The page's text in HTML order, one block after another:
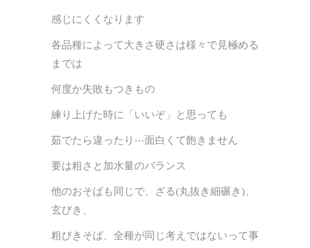
感じにくくなります
各品種によって大きさ硬さは様々で見極める
までは
何度か失敗もつきもの
練り上げた時に「いいぞ」と思っても
茹でたら違ったり⋯面白くて飽きません
要は粗さと加水量のバランス
他のおそばも同じで、ざる(丸抜き細碾き)、
玄びき、
粗びきそば、全種が同じ考えではないって事